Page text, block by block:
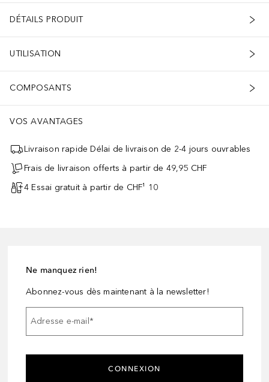
DÉTAILS PRODUIT
UTILISATION
COMPOSANTS
VOS AVANTAGES
Livraison rapide Délai de livraison de 2-4 jours ouvrables
Frais de livraison offerts à partir de 49,95 CHF
4 Essai gratuit à partir de CHF¹ 10
Ne manquez rien!
Abonnez-vous dès maintenant à la newsletter!
Adresse e-mail*
CONNEXION